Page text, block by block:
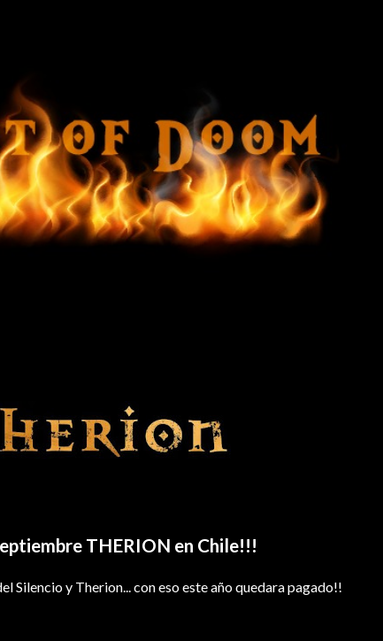
THERION en Chile!!!
Silencio y Therion... con eso este año quedara pagado!!